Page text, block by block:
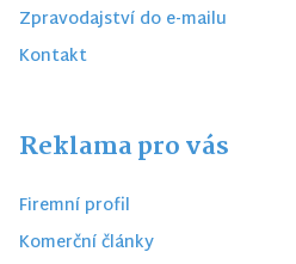
Zpravodajství do e-mailu
Kontakt
Reklama pro vás
Firemní profil
Komerční články